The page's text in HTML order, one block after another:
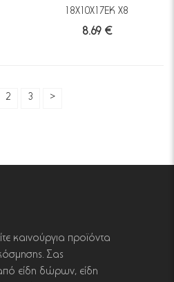
18Χ10Χ17ΕΚ Χ8
8.69 €
2 3 >
καινούργια προϊόντα
Σας
είδη δώρων, είδη